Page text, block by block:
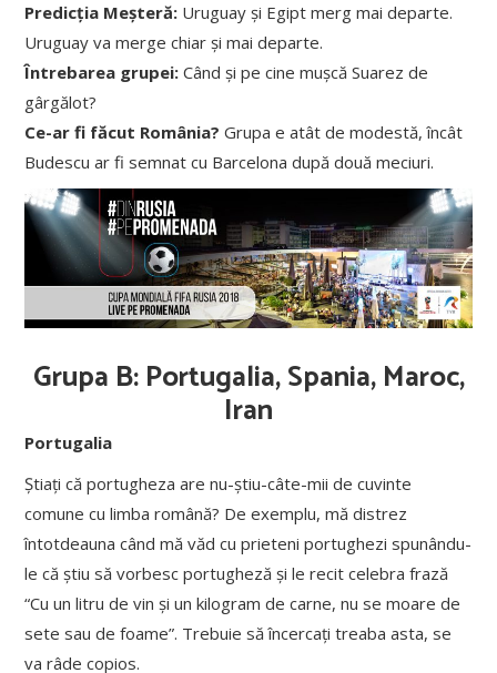
Predicția Meșteră: Uruguay și Egipt merg mai departe.
Uruguay va merge chiar și mai departe.
Întrebarea grupei: Când și pe cine mușcă Suarez de
gârgălot?
Ce-ar fi făcut România? Grupa e atât de modestă, încât
Budescu ar fi semnat cu Barcelona după două meciuri.
Grupa B: Portugalia, Spania, Maroc,
Iran
Portugalia
Știați că portugheza are nu-știu-câte-mii de cuvinte
comune cu limba română? De exemplu, mă distrez
întotdeauna când mă văd cu prieteni portughezi spunându-
le că știu să vorbesc portugheză și le recit celebra frază
“Cu un litru de vin și un kilogram de carne, nu se moare de
sete sau de foame”. Trebuie să încercați treaba asta, se
va râde copios.